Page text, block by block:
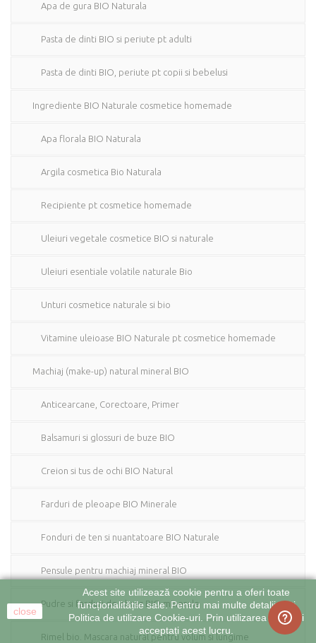
Apa de gura BIO Naturala
Pasta de dinti BIO si periute pt adulti
Pasta de dinti BIO, periute pt copii si bebelusi
Ingrediente BIO Naturale cosmetice homemade
Apa florala BIO Naturala
Argila cosmetica Bio Naturala
Recipiente pt cosmetice homemade
Uleiuri vegetale cosmetice BIO si naturale
Uleiuri esentiale volatile naturale Bio
Unturi cosmetice naturale si bio
Vitamine uleioase BIO Naturale pt cosmetice homemade
Machiaj (make-up) natural mineral BIO
Anticearcane, Corectoare, Primer
Balsamuri si glossuri de buze BIO
Creion si tus de ochi BIO Natural
Farduri de pleoape BIO Minerale
Fonduri de ten si nuantatoare BIO Naturale
Pensule pentru machiaj mineral BIO
Pudre si farduri de obraz BIO minerale
Rimel bio. Mascara natural pentru volum si lungime
close
Acest site utilizează cookie pentru a oferi toate
funcționalitățile sale. Pentru mai multe detalii citiți
Politica de utilizare Cookie-uri. Prin utilizarea site-ului
acceptați acest lucru.